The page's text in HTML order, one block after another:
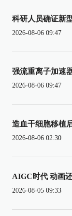
科研人员确证新
2026-08-06 09:47
强流重离子加速
2026-08-06 09:47
造血干细胞移植
2026-08-06 02:30
AIGC时代 动画
2026-08-05 09:33